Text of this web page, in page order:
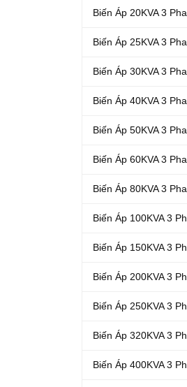
Biến Áp 20KVA 3 Pha
Biến Áp 25KVA 3 Pha
Biến Áp 30KVA 3 Pha
Biến Áp 40KVA 3 Pha
Biến Áp 50KVA 3 Pha
Biến Áp 60KVA 3 Pha
Biến Áp 80KVA 3 Pha
Biến Áp 100KVA 3
Biến Áp 150KVA 3
Biến Áp 200KVA 3
Biến Áp 250KVA 3
Biến Áp 320KVA 3
Biến Áp 400KVA 3